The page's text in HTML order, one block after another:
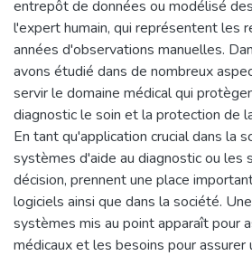
entrepôt de données ou modélisé
l'expert humain, qui représentent les
années d'observations manuelles.
avons étudié dans de nombreux
servir le domaine médical qui
diagnostic le soin et la protection de
En tant qu'application crucial dans la
systèmes d'aide au diagnostic ou les
décision, prennent une place
logiciels ainsi que dans la société.
systèmes mis au point apparaît pour
médicaux et les besoins pour assurer